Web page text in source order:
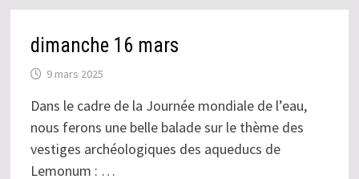
dimanche 16 mars
9 mars 2025
Dans le cadre de la Journée mondiale de l’eau,
nous ferons une belle balade sur le thème des
vestiges archéologiques des aqueducs de
Lemonum : …